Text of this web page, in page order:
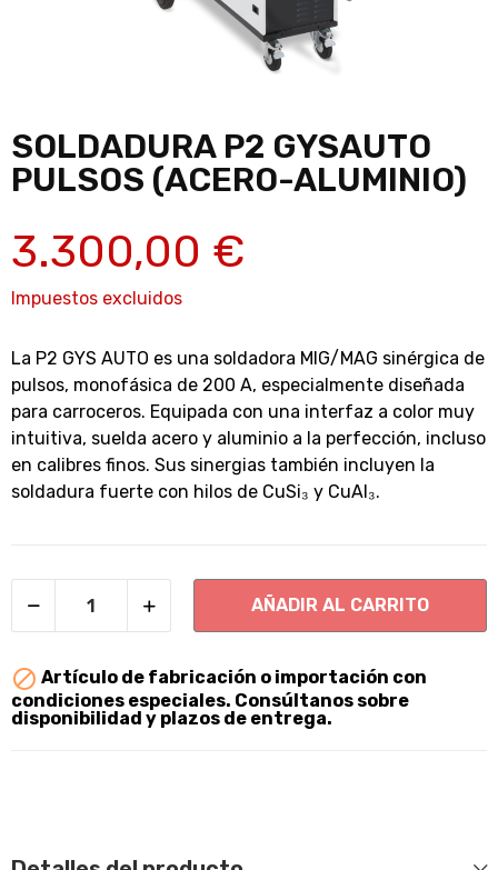
SOLDADURA P2 GYSAUTO
PULSOS (ACERO-ALUMINIO)
3.300,00 €
Impuestos excluidos
La P2 GYS AUTO es una soldadora MIG/MAG sinérgica de
pulsos, monofásica de 200 A, especialmente diseñada
para carroceros. Equipada con una interfaz a color muy
intuitiva, suelda acero y aluminio a la perfección, incluso
en calibres finos. Sus sinergias también incluyen la
soldadura fuerte con hilos de CuSi₃ y CuAl₃.
AÑADIR AL CARRITO
 Artículo de fabricación o importación con
condiciones especiales. Consúltanos sobre
disponibilidad y plazos de entrega.